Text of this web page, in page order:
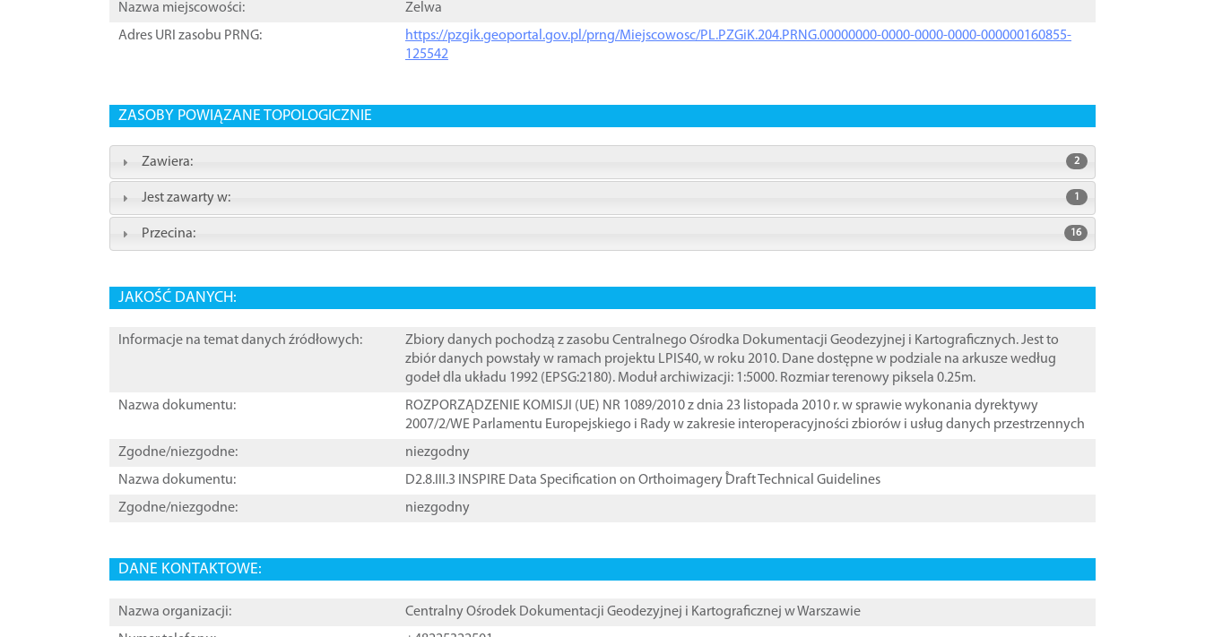
Nazwa miejscowości:
Zelwa
Adres URI zasobu PRNG:
https://pzgik.geoportal.gov.pl/prng/Miejscowosc/PL.PZGiK.204.PRNG.00000000-0000-0000-0000-000000160855-
125542
ZASOBY POWIĄZANE TOPOLOGICZNIE
Zawiera: 2
Jest zawarty w: 1
Przecina: 16
JAKOŚĆ DANYCH:
Informacje na temat danych źródłowych:
Zbiory danych pochodzą z zasobu Centralnego Ośrodka Dokumentacji Geodezyjnej i Kartograficznych. Jest to
zbiór danych powstały w ramach projektu LPIS40, w roku 2010. Dane dostępne w podziale na arkusze według
godeł dla układu 1992 (EPSG:2180). Moduł archiwizacji: 1:5000. Rozmiar terenowy piksela 0.25m.
Nazwa dokumentu:
ROZPORZĄDZENIE KOMISJI (UE) NR 1089/2010 z dnia 23 listopada 2010 r. w sprawie wykonania dyrektywy
2007/2/WE Parlamentu Europejskiego i Rady w zakresie interoperacyjności zbiorów i usług danych przestrzennych
Zgodne/niezgodne:
niezgodny
Nazwa dokumentu:
D2.8.III.3 INSPIRE Data Specification on Orthoimagery ֠Draft Technical Guidelines
Zgodne/niezgodne:
niezgodny
DANE KONTAKTOWE:
Nazwa organizacji:
Centralny Ośrodek Dokumentacji Geodezyjnej i Kartograficznej w Warszawie